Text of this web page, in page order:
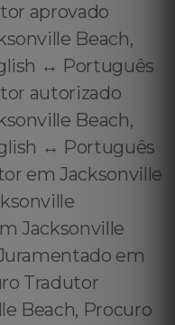
aprovado
Beach,
↔️ Português
autorizado
Beach,
↔️ Português
em Jacksonville
Jacksonville
em
Tradutor
Beach, Procuro